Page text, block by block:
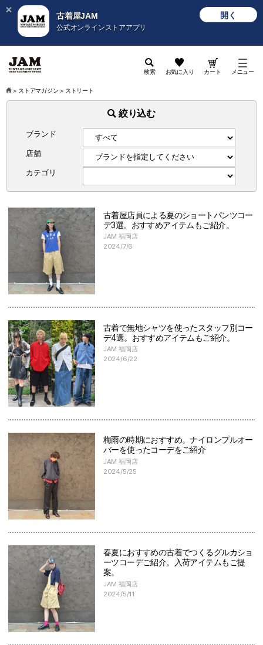
古着屋JAM
公式オンラインストアアプリ
開く
検索 お気に入り カート メニュー
> ストアマガジン > ストリート
絞り込む
ブランド
店舗
カテゴリ
古着屋店員による夏のショートパンツコー
デ3選。おすすめアイテムもご紹介。
JAM 福岡店
2024/7/6
古着で無地シャツを使ったスタッフ別コー
デ4選。おすすめアイテムもご紹介。
JAM 福岡店
2024/6/22
梅雨の時期におすすめ。ナイロンプルオー
バーを使ったコーデをご紹介
JAM 福岡店
2024/5/25
春夏におすすめの古着でつくるグルカショ
ーツコーデご紹介。入荷アイテムもご提
案。
JAM 福岡店
2024/5/11